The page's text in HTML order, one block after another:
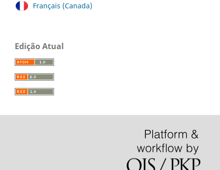
Français (Canada)
Edição Atual